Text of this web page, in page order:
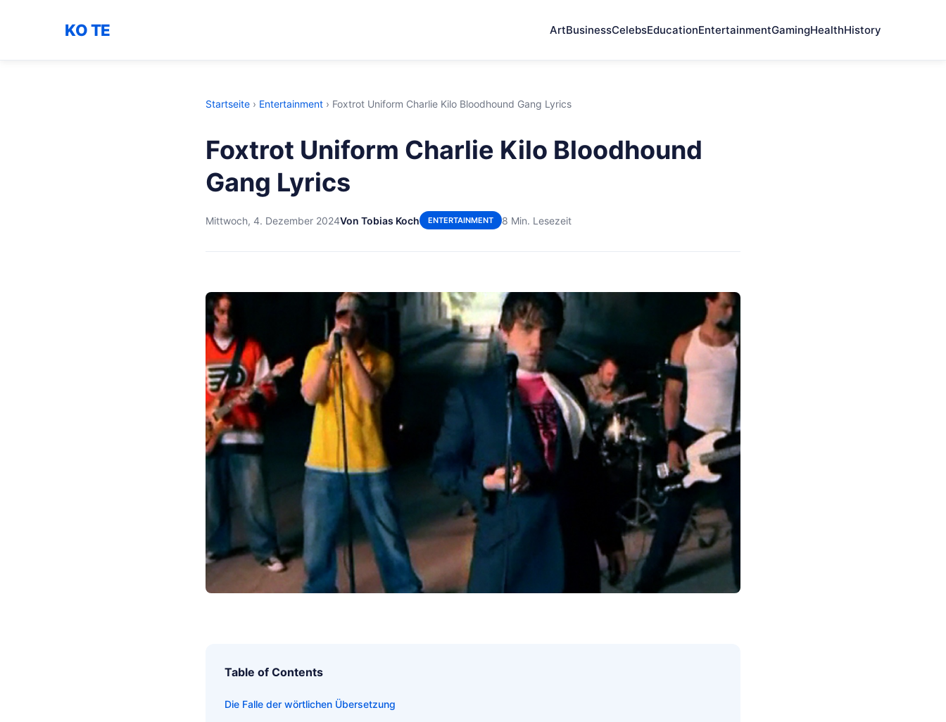
KO TE ArtBusinessCelebsEducationEntertainmentGamingHealthHistory
Startseite › Entertainment › Foxtrot Uniform Charlie Kilo Bloodhound Gang Lyrics
Foxtrot Uniform Charlie Kilo Bloodhound
Gang Lyrics
Mittwoch, 4. Dezember 2024Von Tobias Koch ENTERTAINMENT 8 Min. Lesezeit
Table of Contents
Die Falle der wörtlichen Übersetzung